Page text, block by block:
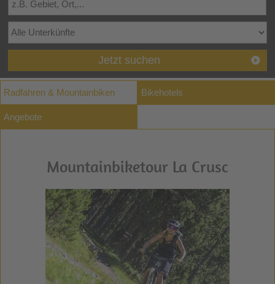
Jetzt suchen
Radfahren & Mountainbiken Bikehotels
Angebote
Mountainbiketour La Crusc